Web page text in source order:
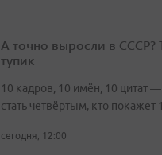
А точно выросли в СССР?
тупик
10 кадров, 10 имён, 10 цитат
стать четвёртым, кто покажет
сегодня, 12:00